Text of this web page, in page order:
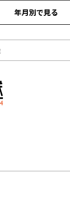
年月別で見る
08月
05月
04月